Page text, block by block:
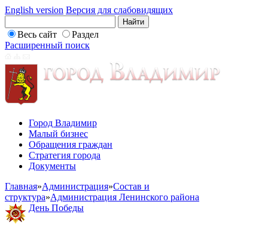
English version Версия для слабовидящих
Весь сайт
Раздел
Расширенный поиск
Город Владимир
Малый бизнес
Обращения граждан
Стратегия города
Документы
Главная»Администрация»Состав и
структура»Администрация Ленинского района
День Победы